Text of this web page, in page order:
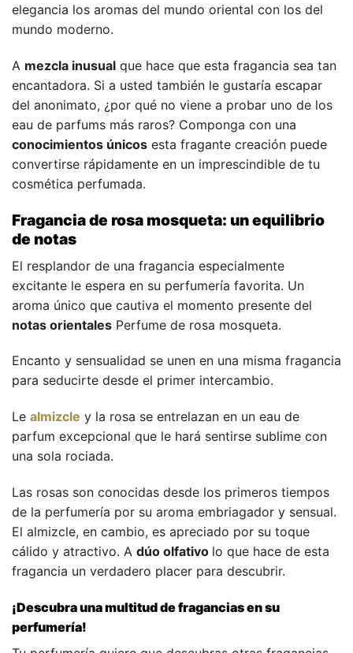
elegancia los aromas del mundo oriental con los del
mundo moderno.
A mezcla inusual que hace que esta fragancia sea tan
encantadora. Si a usted también le gustaría escapar
del anonimato, ¿por qué no viene a probar uno de los
eau de parfums más raros? Componga con una
conocimientos únicos esta fragante creación puede
convertirse rápidamente en un imprescindible de tu
cosmética perfumada.
Fragancia de rosa mosqueta: un equilibrio
de notas
El resplandor de una fragancia especialmente
excitante le espera en su perfumería favorita. Un
aroma único que cautiva el momento presente del
notas orientales Perfume de rosa mosqueta.
Encanto y sensualidad se unen en una misma fragancia
para seducirte desde el primer intercambio.
Le almizcle y la rosa se entrelazan en un eau de
parfum excepcional que le hará sentirse sublime con
una sola rociada.
Las rosas son conocidas desde los primeros tiempos
de la perfumería por su aroma embriagador y sensual.
El almizcle, en cambio, es apreciado por su toque
cálido y atractivo. A dúo olfativo lo que hace de esta
fragancia un verdadero placer para descubrir.
¡Descubra una multitud de fragancias en su
perfumería!